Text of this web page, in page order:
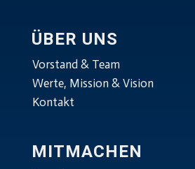
ÜBER UNS
Vorstand & Team
Werte, Mission & Vision
Kontakt
MITMACHEN